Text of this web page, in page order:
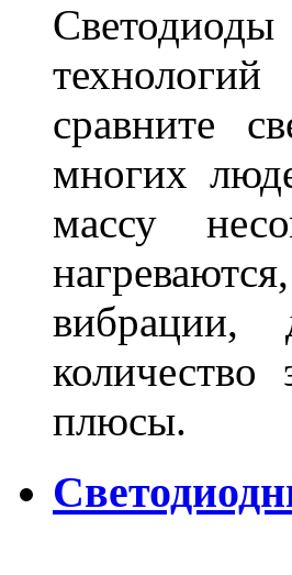
Светодиоды
сравните
многих
массу
вибрации,
плюсы.